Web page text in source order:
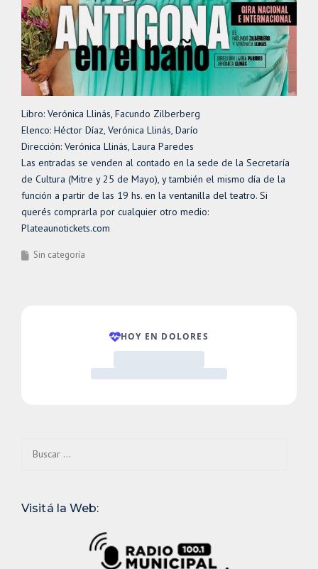
Libro: Verónica Llinás, Facundo Zilberberg
Elenco: Héctor Díaz, Verónica Llinás, Darío
Dirección: Verónica Llinás, Laura Paredes
Las entradas se venden al contado en la sede de la Secretaría
de Cultura (Mitre y 25 de Mayo), y también el mismo día de la
función a partir de las 19 hs. en la ventanilla del teatro. Si
querés comprarla por cualquier otro medio:
Plateaunotickets.com
Sin categoría
Visitá la Web: